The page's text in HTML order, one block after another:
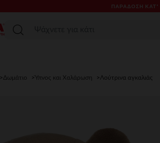
ΠΑΡΆΔΟΣΗ ΚΑΤ'
Δωμάτιο Ύπνος και Χαλάρωση Λούτρινα αγκαλιάς